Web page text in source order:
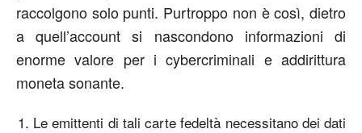
raccolgono solo punti. Purtroppo non è così, dietro
a quell’account si nascondono informazioni di
enorme valore per i cybercriminali e addirittura
moneta sonante.
Le emittenti di tali carte fedeltà necessitano dei dati